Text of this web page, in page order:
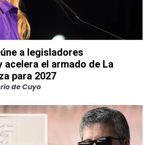
a legisladores
acelera el armado de La
para 2027
de Cuyo